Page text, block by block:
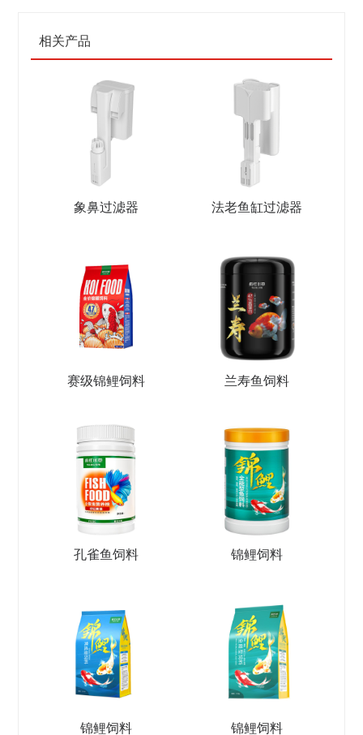
相关产品
象鼻过滤器 法老鱼缸过滤器
赛级锦鲤饲料 兰寿鱼饲料
孔雀鱼饲料 锦鲤饲料
锦鲤饲料 锦鲤饲料